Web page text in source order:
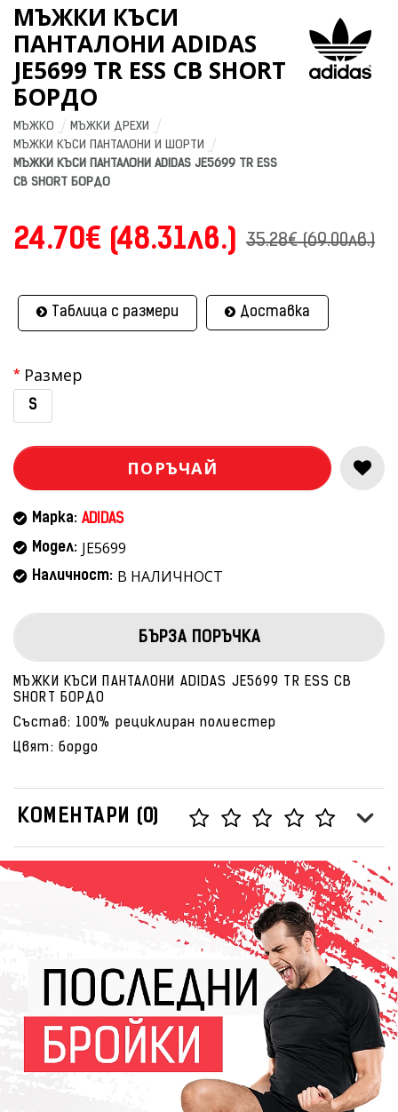
МЪЖКИ КЪСИ
ПАНТАЛОНИ ADIDAS
JE5699 TR ESS CB SHORT
БОРДО
МЪЖКО
МЪЖКИ ДРЕХИ
МЪЖКИ КЪСИ ПАНТАЛОНИ И ШОРТИ
МЪЖКИ КЪСИ ПАНТАЛОНИ ADIDAS JE5699 TR ESS
CB SHORT БОРДО
24.70€ (48.31лв.) 35.28€ (69.00лв.)
Таблица с размери Доставка
Размер
S
ПОРЪЧАЙ
Марка: ADIDAS
Модел: JE5699
Наличност: В НАЛИЧНОСТ
БЪРЗА ПОРЪЧКА
МЪЖКИ КЪСИ ПАНТАЛОНИ ADIDAS JE5699 TR ESS CB
SHORT БОРДО
Състав: 100% рециклиран полиестер
Цвят: бордо
КОМЕНТАРИ (0)